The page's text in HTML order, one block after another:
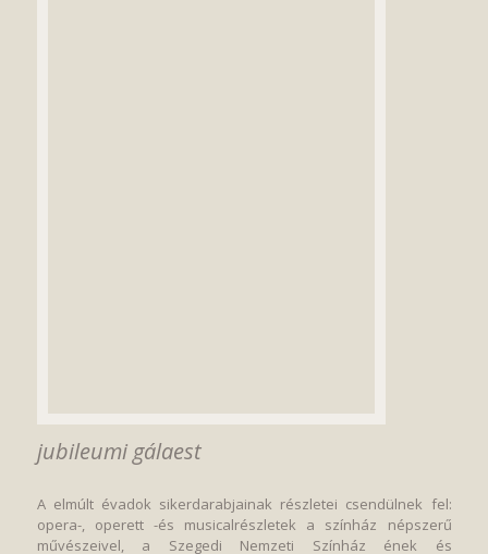
jubileumi gálaest
A elmúlt évadok sikerdarabjainak részletei csendülnek fel:
opera-, operett -és musicalrészletek a színház népszerű
művészeivel, a Szegedi Nemzeti Színház ének és